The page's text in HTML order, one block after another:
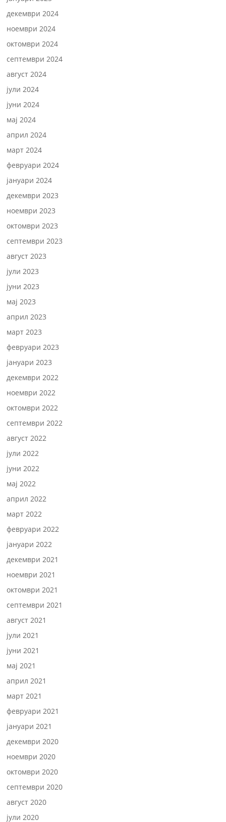
декември 2024
ноември 2024
октомври 2024
септември 2024
август 2024
јули 2024
јуни 2024
мај 2024
април 2024
март 2024
февруари 2024
јануари 2024
декември 2023
ноември 2023
октомври 2023
септември 2023
август 2023
јули 2023
јуни 2023
мај 2023
април 2023
март 2023
февруари 2023
јануари 2023
декември 2022
ноември 2022
октомври 2022
септември 2022
август 2022
јули 2022
јуни 2022
мај 2022
април 2022
март 2022
февруари 2022
јануари 2022
декември 2021
ноември 2021
октомври 2021
септември 2021
август 2021
јули 2021
јуни 2021
мај 2021
април 2021
март 2021
февруари 2021
јануари 2021
декември 2020
ноември 2020
октомври 2020
септември 2020
август 2020
јули 2020